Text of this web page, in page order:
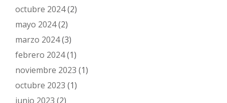
octubre 2024(2)
mayo 2024(2)
marzo 2024(3)
febrero 2024(1)
noviembre 2023 (1)
octubre 2023 (1)
junio 2023 (2)